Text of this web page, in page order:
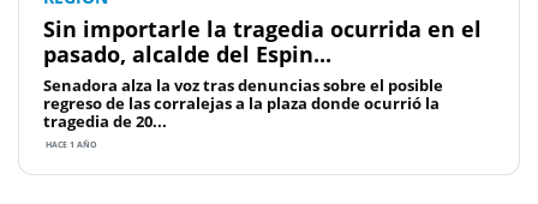
Sin importarle la tragedia ocurrida en el
pasado, alcalde del Espin...
Senadora alza la voz tras denuncias sobre el posible
regreso de las corralejas a la plaza donde ocurrió la
tragedia de 20...
HACE 1 AÑO